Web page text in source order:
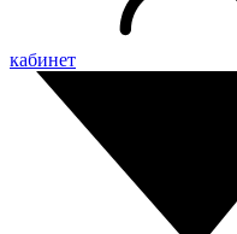
кабинет